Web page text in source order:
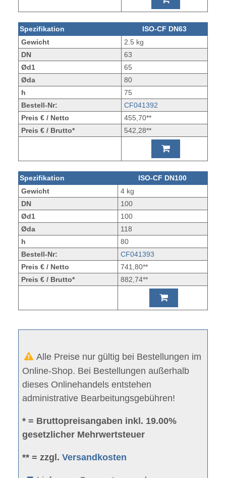
Spezifikation
ISO-CF DN63
Gewicht
2.5 kg
DN
63
Ød1
65
Øda
80
h
75
Bestell-Nr:
CF041392
Preis € / Netto
455,70**
Preis € / Brutto*
542,28**
Spezifikation
ISO-CF DN100
Gewicht
4 kg
DN
100
Ød1
100
Øda
118
h
80
Bestell-Nr:
CF041393
Preis € / Netto
741,80**
Preis € / Brutto*
882,74**
Alle Preise nur gültig bei Bestellungen im
Online-Shop. Bei Bestellungen außerhalb
dieses Onlinehandels entstehen
administrative Bearbeitungsgebühren!
* = Bruttopreisangaben inkl. 19.00%
gesetzlicher Mehrwertsteuer
** = zzgl.Versandkosten